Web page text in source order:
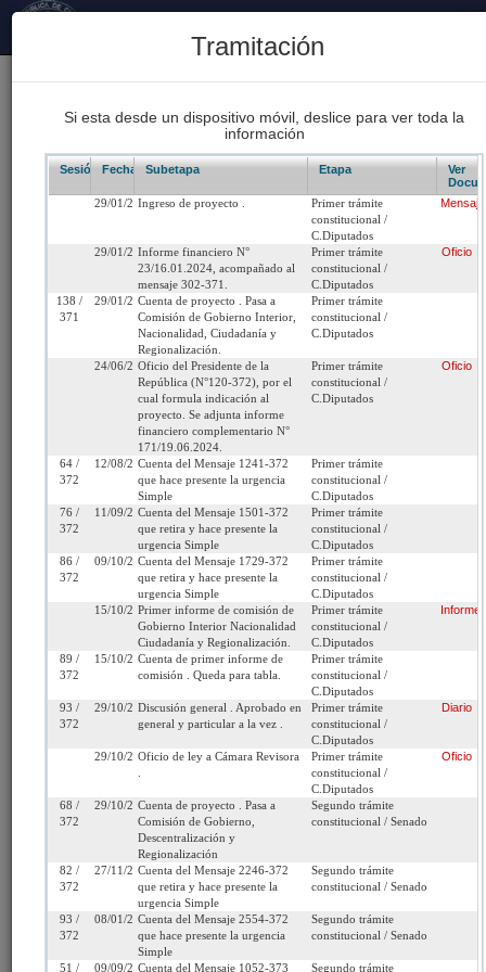
Proyectos de Ley Despachados 93
62
Boletín 16620-06
Condona la deuda originada en pagos en
realizados erróneamente por las
funcionarios y exfuncionarios
Fecha de
Ingreso:
Lunes 29 de Enero, 2024
Urgencia
Actual:
Sin urgencia
de Origen:
C.Diputados Iniciativa:
Proyecto:
Proyecto de ley Refundido:
Etapa: Tramitación terminada
Oficial del 26/01/2026)
compartir:
http://www.senado.cl/appsenado/templates/tramitacion/
boletin_ini=16620-06
Seleccione la información que desea
Informes
Tramitación
Si esta desde un dispositivo móvil, deslice para ver toda la
información
Sesión/Leg.
Fecha Subetapa Etapa
Ver
29/01/2024Ingreso de proyecto .
Primer trámite
constitucional /
C.Diputados
29/01/2024Informe financiero N°
23/16.01.2024, acompañado al
mensaje 302-371.
Primer trámite
constitucional /
C.Diputados
Oficio
138 /
371
29/01/2024Cuenta de proyecto . Pasa a
Comisión de Gobierno Interior,
Nacionalidad, Ciudadanía y
Regionalización.
Primer trámite
constitucional /
C.Diputados
24/06/2024Oficio del Presidente de la
República (N°120-372), por el
cual formula indicación al
proyecto. Se adjunta informe
financiero complementario N°
171/19.06.2024.
Primer trámite
constitucional /
C.Diputados
Oficio
64 /
372
12/08/2024Cuenta del Mensaje 1241-372
que hace presente la urgencia
Simple
Primer trámite
constitucional /
C.Diputados
76 /
372
11/09/2024Cuenta del Mensaje 1501-372
que retira y hace presente la
urgencia Simple
Primer trámite
constitucional /
C.Diputados
86 /
372
09/10/2024Cuenta del Mensaje 1729-372
que retira y hace presente la
urgencia Simple
Primer trámite
constitucional /
C.Diputados
15/10/2024Primer informe de comisión de
Gobierno Interior Nacionalidad
Ciudadanía y Regionalización.
Primer trámite
constitucional /
C.Diputados
Informe
89 /
372
15/10/2024Cuenta de primer informe de
comisión . Queda para tabla.
Primer trámite
constitucional /
C.Diputados
93 /
372
29/10/2024Discusión general . Aprobado en
general y particular a la vez .
Primer trámite
constitucional /
C.Diputados
Diario
29/10/2024Oficio de ley a Cámara Revisora
Primer trámite
constitucional /
C.Diputados
Oficio
68 /
372
29/10/2024Cuenta de proyecto . Pasa a
Comisión de Gobierno,
Descentralización y
Regionalización
Segundo trámite
constitucional / Senado
82 /
372
27/11/2024Cuenta del Mensaje 2246-372
que retira y hace presente la
urgencia Simple
Segundo trámite
constitucional / Senado
93 /
372
08/01/2025Cuenta del Mensaje 2554-372
que hace presente la urgencia
Simple
Segundo trámite
constitucional / Senado
51 / 09/09/2025Cuenta del Mensaje 1052-373 Segundo trámite